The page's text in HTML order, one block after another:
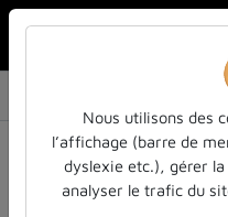
Identifier les enjeux de
Mot de passe requis
Cette vidéo est protégée
fournir et cliquez sur envoyer.
Nous utilisons des
l’affichage (barre de
dyslexie etc.), gérer
analyser le trafic du